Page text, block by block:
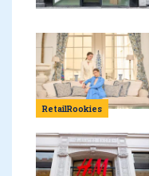
RetailRookies